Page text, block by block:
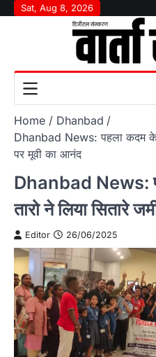
SkipSat, Aug 8, 2026
Home
Dhanbad
Dhanbad News: पहला कदम के
पर मूवी का आनंद
Dhanbad News:
तारो ने लिया सितारे
Editor 26/06/2025